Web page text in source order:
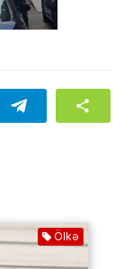
Ölkə